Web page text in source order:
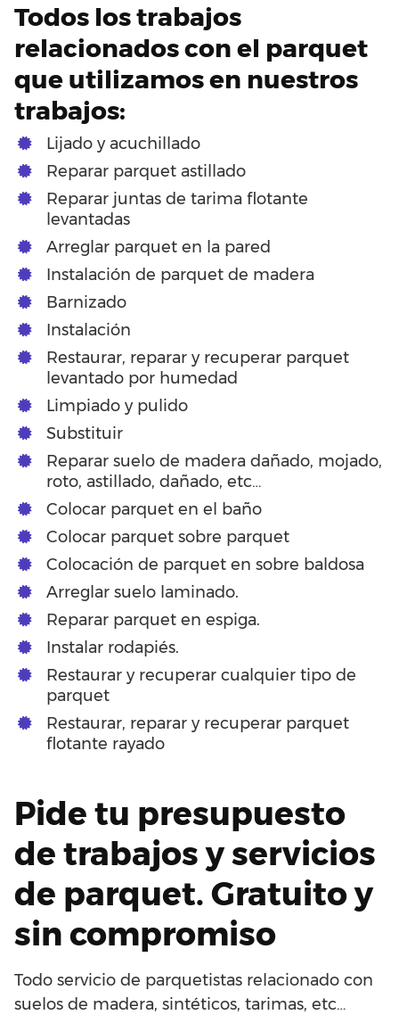
Todos los trabajos
relacionados con el parquet
que utilizamos en nuestros
trabajos:
Lijado y acuchillado
Reparar parquet astillado
Reparar juntas de tarima flotante
levantadas
Arreglar parquet en la pared
Instalación de parquet de madera
Barnizado
Instalación
Restaurar, reparar y recuperar parquet
levantado por humedad
Limpiado y pulido
Substituir
Reparar suelo de madera dañado, mojado,
roto, astillado, dañado, etc…
Colocar parquet en el baño
Colocar parquet sobre parquet
Colocación de parquet en sobre baldosa
Arreglar suelo laminado.
Reparar parquet en espiga.
Instalar rodapiés.
Restaurar y recuperar cualquier tipo de
parquet
Restaurar, reparar y recuperar parquet
flotante rayado
Pide tu presupuesto
de trabajos y servicios
de parquet. Gratuito y
sin compromiso
Todo servicio de parquetistas relacionado con
suelos de madera, sintéticos, tarimas, etc…